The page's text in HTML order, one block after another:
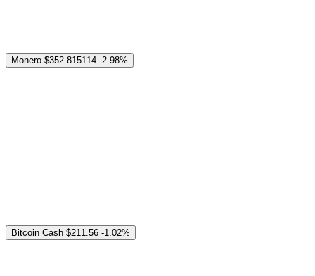
Monero $352.815114 -2.98%
Bitcoin Cash $211.56 -1.02%